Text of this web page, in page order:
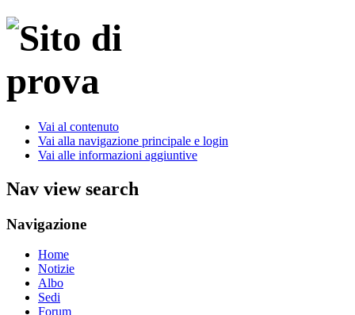
Vai al contenuto
Vai alla navigazione principale e login
Vai alle informazioni aggiuntive
Nav view search
Navigazione
Home
Notizie
Albo
Sedi
Forum